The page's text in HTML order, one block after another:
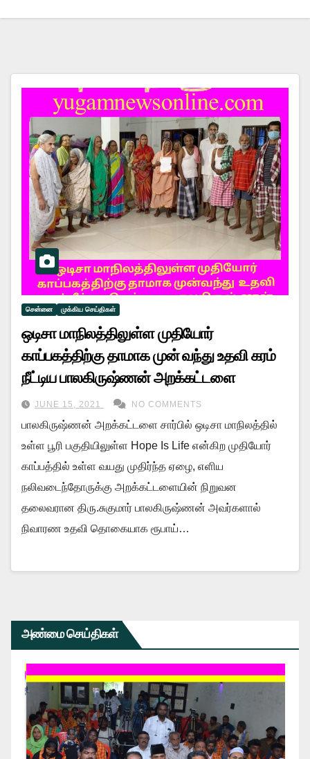
சென்னை முக்கிய செய்திகள்
ஒடிசா மாநிலத்திலுள்ள முதியோர்
காப்பகத்திற்கு தாமாக முன் வந்து உதவி கரம்
நீட்டிய பாலகிருஷ்ணன் அறக்கட்டளை
JUNE 15, 2021 NO COMMENTS
பாலகிருஷ்ணன் அறக்கட்டளை சார்பில் ஒடிசா மாநிலத்தில்
உள்ள பூரி பகுதியிலுள்ள Hope Is Life என்கிற முதியோர்
காப்பத்தில் உள்ள வயது முதிர்ந்த ஏழை, எளிய
நலிவடைந்தோருக்கு அறக்கட்டளையின் நிறுவன
தலைவரான திரு.சுகுமார் பாலகிருஷ்ணன் அவர்களால்
நிவாரண உதவி தொகையாக ரூபாய்…
அண்மை செய்திகள்